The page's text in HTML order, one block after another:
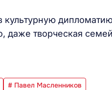
культурную
даже творческая
# Павел Масленников